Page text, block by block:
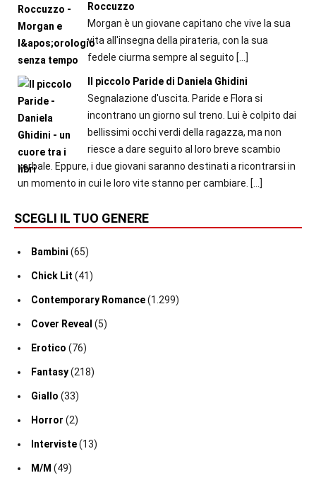
Roccuzzo
Morgan è un giovane capitano che vive la sua
vita all'insegna della pirateria, con la sua
fedele ciurma sempre al seguito […]
Il piccolo Paride di Daniela Ghidini
Segnalazione d'uscita. Paride e Flora si
incontrano un giorno sul treno. Lui è colpito dai
bellissimi occhi verdi della ragazza, ma non
riesce a dare seguito al loro breve scambio
verbale. Eppure, i due giovani saranno destinati a ricontrarsi in
un momento in cui le loro vite stanno per cambiare. […]
SCEGLI IL TUO GENERE
Bambini (65)
Chick Lit (41)
Contemporary Romance(1.299)
Cover Reveal (5)
Erotico (76)
Fantasy(218)
Giallo (33)
Horror (2)
Interviste(13)
M/M (49)